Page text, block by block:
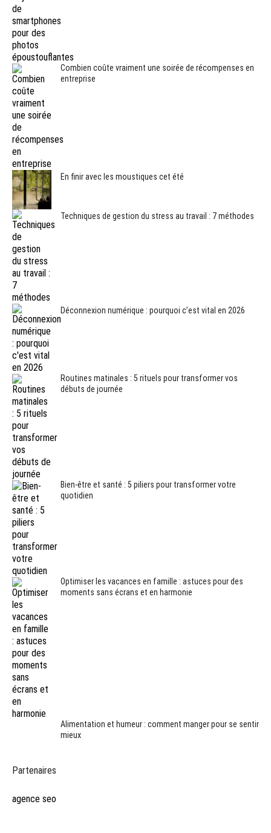
Combien coûte vraiment une soirée de récompenses en
entreprise
En finir avec les moustiques cet été
Techniques de gestion du stress au travail : 7 méthodes
Déconnexion numérique : pourquoi c’est vital en 2026
Routines matinales : 5 rituels pour transformer vos
débuts de journée
Bien-être et santé : 5 piliers pour transformer votre
quotidien
Optimiser les vacances en famille : astuces pour des
moments sans écrans et en harmonie
Alimentation et humeur : comment manger pour se sentir
mieux
Partenaires
agence seo